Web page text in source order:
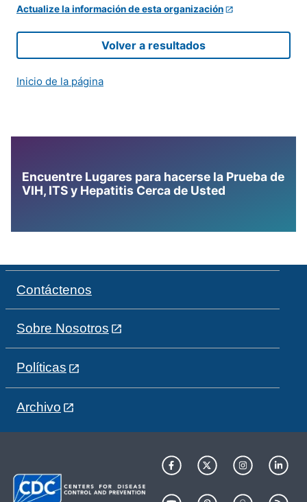
Actualize la información de esta organización
Volver a resultados
Inicio de la página
Encuentre Lugares para hacerse la Prueba de
VIH, ITS y Hepatitis Cerca de Usted
Contáctenos
Sobre Nosotros
Políticas
Archivo